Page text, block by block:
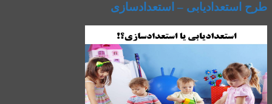
طرح استعدادیابی – استعدادسازی